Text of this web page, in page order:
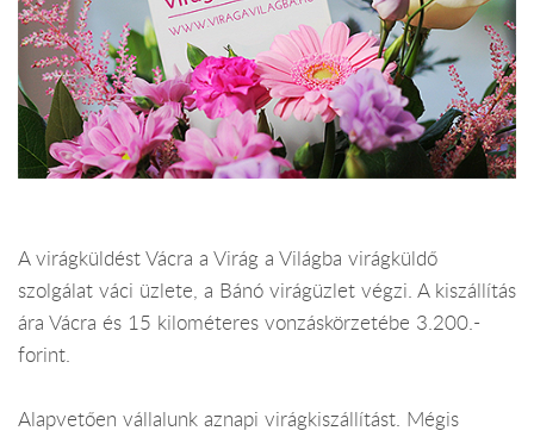
A virágküldést Vácra a Virág a Világba virágküldő
szolgálat váci üzlete, a Bánó virágüzlet végzi. A kiszállítás
ára Vácra és 15 kilométeres vonzáskörzetébe 3.200.-
forint.
Alapvetően vállalunk aznapi virágkiszállítást. Mégis